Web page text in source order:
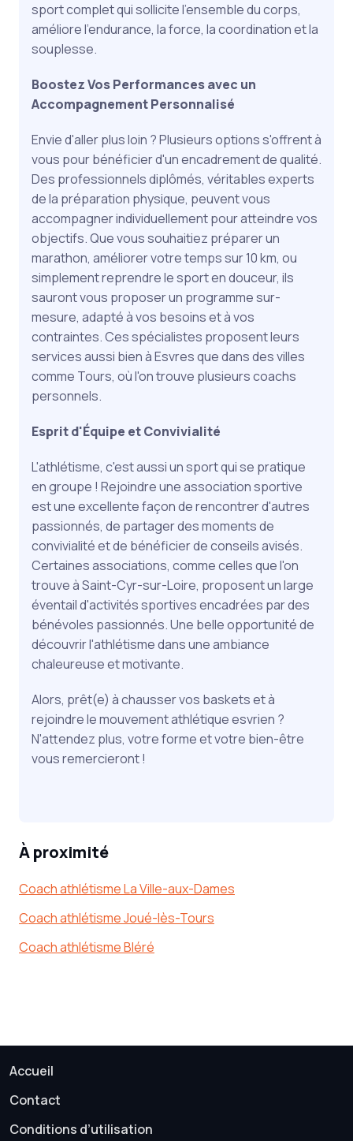
sport complet qui sollicite l'ensemble du corps,
améliore l'endurance, la force, la coordination et la
souplesse.
Boostez Vos Performances avec un
Accompagnement Personnalisé
Envie d'aller plus loin ? Plusieurs options s'offrent à
vous pour bénéficier d'un encadrement de qualité.
Des professionnels diplômés, véritables experts
de la préparation physique, peuvent vous
accompagner individuellement pour atteindre vos
objectifs. Que vous souhaitiez préparer un
marathon, améliorer votre temps sur 10 km, ou
simplement reprendre le sport en douceur, ils
sauront vous proposer un programme sur-
mesure, adapté à vos besoins et à vos
contraintes. Ces spécialistes proposent leurs
services aussi bien à Esvres que dans des villes
comme Tours, où l'on trouve plusieurs coachs
personnels.
Esprit d'Équipe et Convivialité
L'athlétisme, c'est aussi un sport qui se pratique
en groupe ! Rejoindre une association sportive
est une excellente façon de rencontrer d'autres
passionnés, de partager des moments de
convivialité et de bénéficier de conseils avisés.
Certaines associations, comme celles que l'on
trouve à Saint-Cyr-sur-Loire, proposent un large
éventail d'activités sportives encadrées par des
bénévoles passionnés. Une belle opportunité de
découvrir l'athlétisme dans une ambiance
chaleureuse et motivante.
Alors, prêt(e) à chausser vos baskets et à
rejoindre le mouvement athlétique esvrien ?
N'attendez plus, votre forme et votre bien-être
vous remercieront !
À proximité
Coach athlétisme La Ville-aux-Dames
Coach athlétisme Joué-lès-Tours
Coach athlétisme Bléré
Accueil
Contact
Conditions d’utilisation